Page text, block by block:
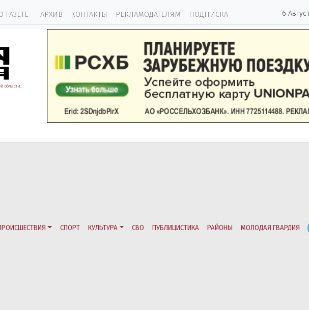
ГАЗЕТЕ АРХИВ КОНТАКТЫ РЕКЛАМОДАТЕЛЯМ ПОДПИСКА 6
области.
СПОРТ КУЛЬТУРА СВО ПУБЛИЦИСТИКА РАЙОНЫ МОЛОДАЯ ГВАРДИЯ